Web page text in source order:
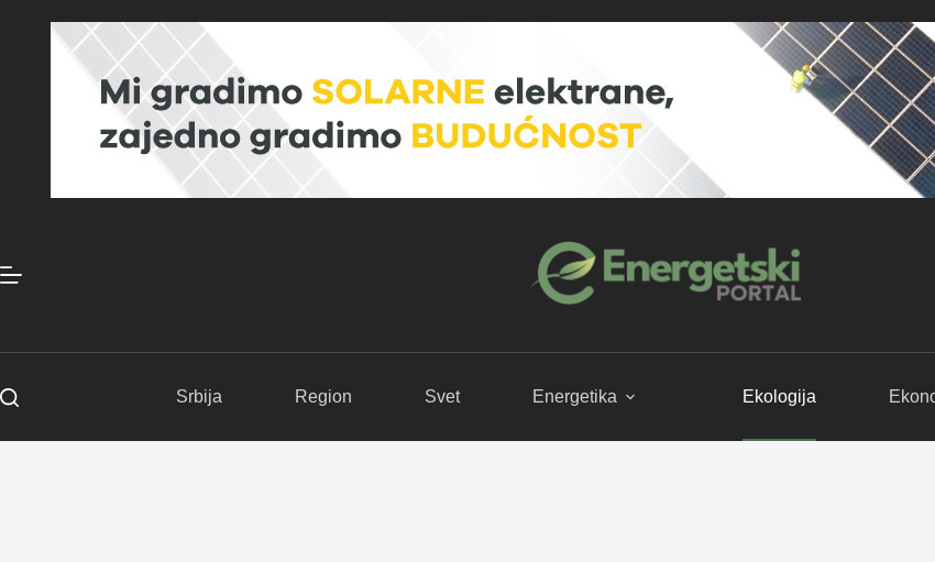
Srbija Region Svet Energetika Ekologija